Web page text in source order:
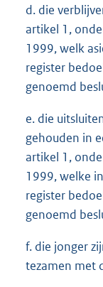
d. die
artikel 1,
1999, welk
register
genoemd
e. die
gehouden in
artikel 1,
1999, welke
register
genoemd
f. die jonger
tezamen met